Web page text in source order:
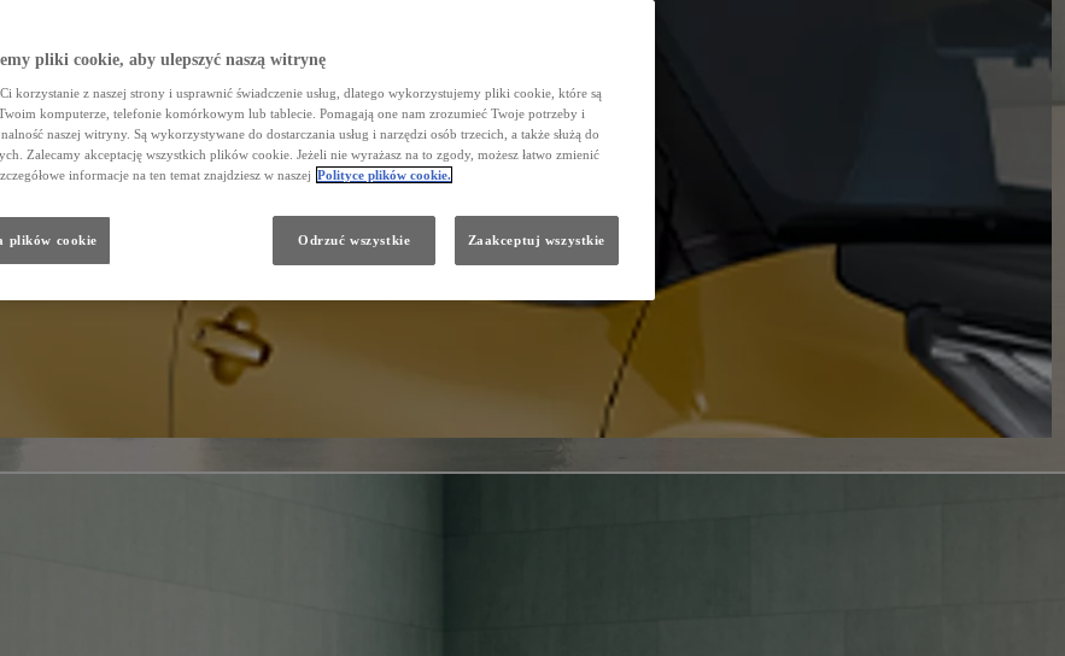
pliki cookie, aby ulepszyć naszą witrynę
korzystanie z naszej strony i usprawnić świadczenie usług, dlatego wykorzystujemy pliki cookie, które są
komputerze, telefonie komórkowym lub tablecie. Pomagają one nam zrozumieć Twoje potrzeby i
naszej witryny. Są wykorzystywane do dostarczania usług i narzędzi osób trzecich, a także służą do
Zalecamy akceptację wszystkich plików cookie. Jeżeli nie wyrażasz na to zgody, możesz łatwo zmienić
informacje na ten temat znajdziesz w naszej Polityce plików cookie.
Odrzuć wszystkie Zaakceptuj wszystkie
plików cookie